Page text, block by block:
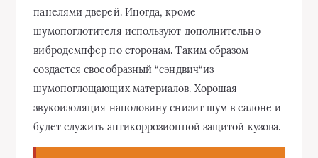
панелями дверей. Иногда, кроме
шумопоглотителя используют дополнительно
вибродемпфер по сторонам. Таким образом
создается своеобразный “сэндвич“из
шумопоглощающих материалов. Хорошая
звукоизоляция наполовину снизит шум в салоне и
будет служить антикоррозионной защитой кузова.